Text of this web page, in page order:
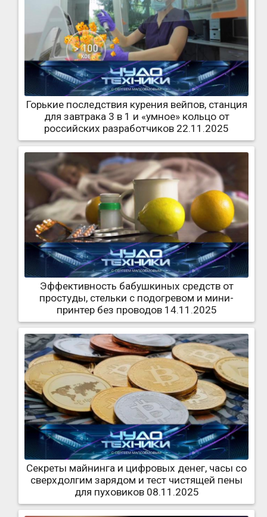
Горькие последствия курения вейпов, станция
для завтрака 3 в 1 и «умное» кольцо от
российских разработчиков 22.11.2025
Эффективность бабушкиных средств от
простуды, стельки с подогревом и мини-
принтер без проводов 14.11.2025
Секреты майнинга и цифровых денег, часы со
сверхдолгим зарядом и тест чистящей пены
для пуховиков 08.11.2025